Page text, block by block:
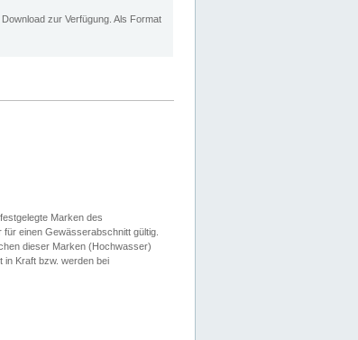
zur Verfügung. Als Format
Marken des
einen Gewässerabschnitt gültig.
dieser Marken (Hochwasser)
in Kraft bzw. werden bei